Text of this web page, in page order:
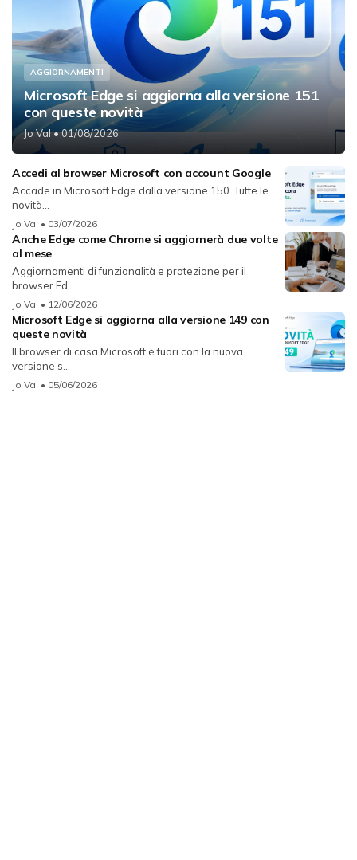
AGGIORNAMENTI
Microsoft Edge si aggiorna alla versione 151
con queste novità
Jo Val• 01/08/2026
Accedi al browser Microsoft con account Google
Accade in Microsoft Edge dalla versione 150. Tutte le
novità...
Jo Val • 03/07/2026
Anche Edge come Chrome si aggiornerà due volte
al mese
Aggiornamenti di funzionalità e protezione per il
browser Ed...
Jo Val • 12/06/2026
Microsoft Edge si aggiorna alla versione 149 con
queste novità
Il browser di casa Microsoft è fuori con la nuova
versione s...
Jo Val • 05/06/2026